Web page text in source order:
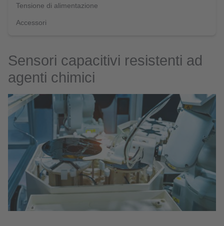
Tensione di alimentazione
Accessori
Sensori capacitivi resistenti ad
agenti chimici